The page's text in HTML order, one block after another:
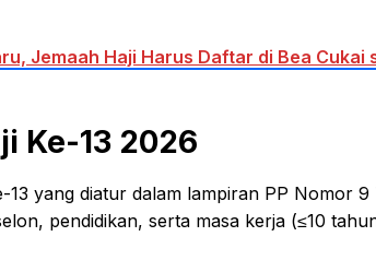
Jemaah Haji Harus Daftar di Bea Cukai
Ke-13 2026
yang diatur dalam lampiran PP Nomor 9
pendidikan, serta masa kerja (≤10